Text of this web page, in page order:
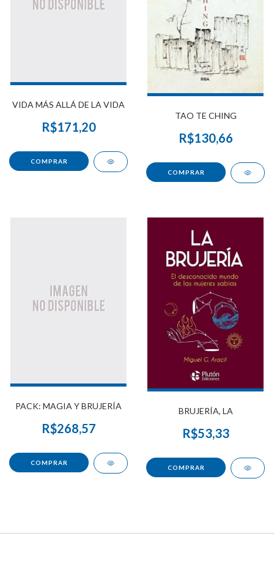
VIDA MÁS ALLÁ DE LA VIDA
R$171,20
TAO TE CHING
R$130,66
PACK: MAGIA Y BRUJERÍA
R$268,57
BRUJERÍA, LA
R$53,33